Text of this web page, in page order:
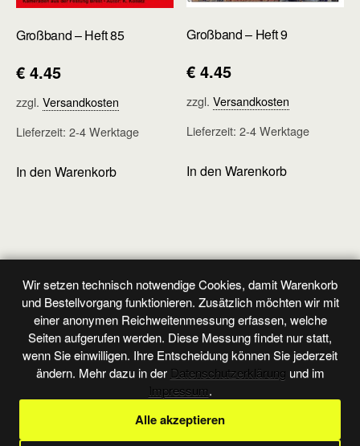
Großband – Heft 85
€ 4.45
zzgl. Versandkosten
Lieferzeit: 2-4 Werktage
In den Warenkorb
Großband – Heft 9
€ 4.45
zzgl.Versandkosten
Lieferzeit:2-4 Werktage
In den Warenkorb
Vorheriger Beitrag
Doppelband - Heft 145
Nächster Beitrag
Großband - Heft 140
Zum Seitenanfang
Desktop
Wir setzen technisch notwendige Cookies, damit Warenkorb
und Bestellvorgang funktionieren. Zusätzlich möchten wir mit
einer anonymen Reichweitenmessung erfassen, welche
Seiten aufgerufen werden. Diese Messung findet nur statt,
wenn Sie einwilligen. Ihre Entscheidung können Sie jederzeit
ändern. Mehr dazu in der Datenschutzerklärung und im
Impressum.
Alle akzeptieren